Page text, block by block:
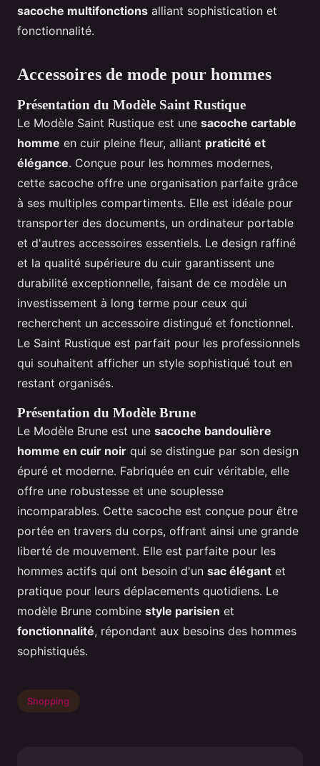
sacoche multifonctions alliant sophistication et
fonctionnalité.
Accessoires de mode pour hommes
Présentation du Modèle Saint Rustique
Le Modèle Saint Rustique est une sacoche cartable
homme en cuir pleine fleur, alliant praticité et
élégance. Conçue pour les hommes modernes,
cette sacoche offre une organisation parfaite grâce
à ses multiples compartiments. Elle est idéale pour
transporter des documents, un ordinateur portable
et d'autres accessoires essentiels. Le design raffiné
et la qualité supérieure du cuir garantissent une
durabilité exceptionnelle, faisant de ce modèle un
investissement à long terme pour ceux qui
recherchent un accessoire distingué et fonctionnel.
Le Saint Rustique est parfait pour les professionnels
qui souhaitent afficher un style sophistiqué tout en
restant organisés.
Présentation du Modèle Brune
Le Modèle Brune est une sacoche bandoulière
homme en cuir noir qui se distingue par son design
épuré et moderne. Fabriquée en cuir véritable, elle
offre une robustesse et une souplesse
incomparables. Cette sacoche est conçue pour être
portée en travers du corps, offrant ainsi une grande
liberté de mouvement. Elle est parfaite pour les
hommes actifs qui ont besoin d'un sac élégant et
pratique pour leurs déplacements quotidiens. Le
modèle Brune combine style parisien et
fonctionnalité, répondant aux besoins des hommes
sophistiqués.
Shopping